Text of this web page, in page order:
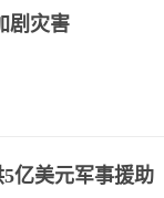
剧灾害
亿美元军事援助